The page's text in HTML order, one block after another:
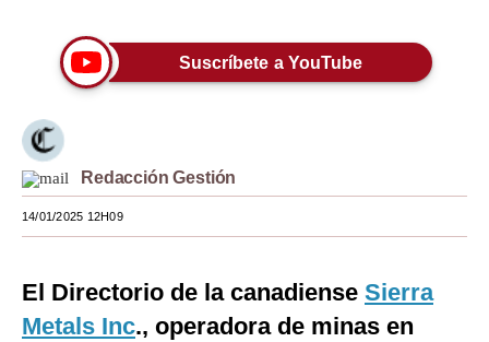
Moda
Estilos
Mundo
EEUU
México
Suscríbete a YouTube
Redacción Gestión
14/01/2025 12H09
El Directorio de la canadiense Sierra
Metals Inc., operadora de minas en